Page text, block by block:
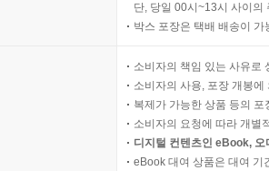
단, 당일 00시~13시 사이의
박스 포장은 택배 배송이
소비자의 책임 있는 사유로
소비자의 사용, 포장 개봉
복제가 가능한 상품 등의
소비자의 요청에 따라 개별
디지털 컨텐츠인 eBook,
eBook 대여 상품은 대여 기